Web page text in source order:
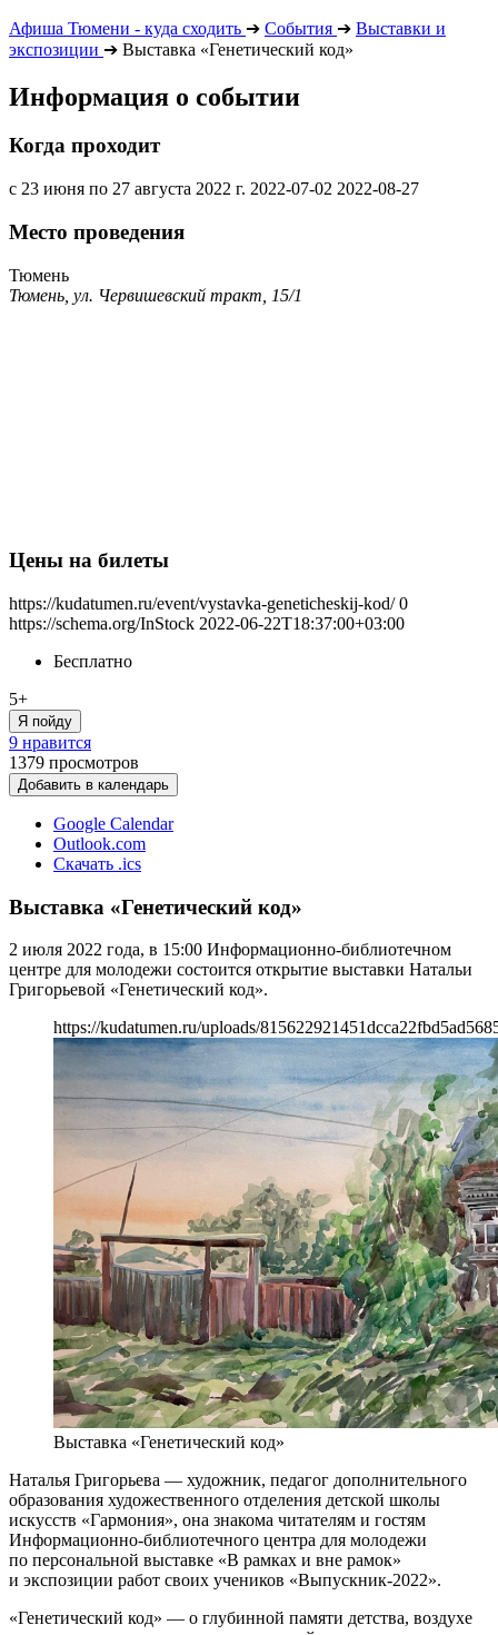
Афиша Тюмени - куда сходить ➔ События ➔ Выставки и
экспозиции ➔ Выставка «Генетический код»
Информация о событии
Когда проходит
с 23 июня по 27 августа 2022 г. 2022-07-02 2022-08-27
Место проведения
Тюмень
Тюмень, ул. Червишевский тракт, 15/1
Цены на билеты
https://kudatumen.ru/event/vystavka-geneticheskij-kod/ 0
https://schema.org/InStock 2022-06-22T18:37:00+03:00
Бесплатно
5+
Я пойду
9 нравится
1379 просмотров
Добавить в календарь
Google Calendar
Outlook.com
Скачать .ics
Выставка «Генетический код»
2 июля 2022 года, в 15:00 Информационно-библиотечном
центре для молодежи состоится открытие выставки Натальи
Григорьевой «Генетический код».
https://kudatumen.ru/uploads/
Выставка «Генетический код»
Наталья Григорьева — художник, педагог дополнительного
образования художественного отделения детской школы
искусств «Гармония», она знакома читателям и гостям
Информационно-библиотечного центра для молодежи
по персональной выставке «В рамках и вне рамок»
и экспозиции работ своих учеников «Выпускник-2022».
«Генетический код» — о глубинной памяти детства, воздухе